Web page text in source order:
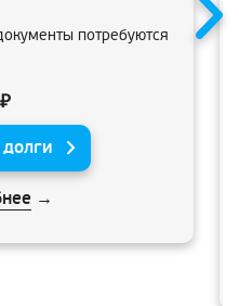
потребуются
→